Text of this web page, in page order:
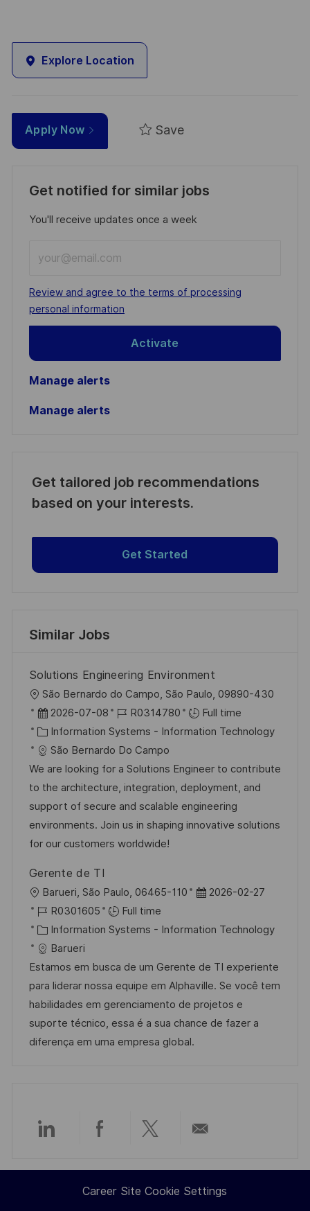
Explore Location
Apply Now Save
Get notified for similar jobs
You'll receive updates once a week
Email
address
(Required)
Required
Review and agree to the terms of processing
personal information
Activate
Manage alerts
Manage alerts
Get tailored job recommendations
based on your interests.
Get Started
Similar Jobs
Solutions Engineering Environment
L
o
c
a
t
i
o
n
São Bernardo do Campo, São Paulo, 09890-430
P
o
s
t
e
d
D
a
e
2026-07-08
J
o
b
d
R0314780
Full time
C
a
t
e
g
o
r
Information Systems - Information Technology
São Bernardo Do Campo
We are looking for a Solutions Engineer to contribute
to the architecture, integration, deployment, and
support of secure and scalable engineering
environments. Join us in shaping innovative solutions
for our customers worldwide!
Gerente de TI
L
o
c
a
t
i
o
n
Barueri, São Paulo, 06465-110
P
s
e
d
D
a
2026-02-27
J
o
b
I
d
R0301605
Full time
C
a
t
e
g
o
r
Information Systems - Information Technology
Barueri
Estamos em busca de um Gerente de TI experiente
para liderar nossa equipe em Alphaville. Se você tem
habilidades em gerenciamento de projetos e
suporte técnico, essa é a sua chance de fazer a
diferença em uma empresa global.
Share
via
Share
via
Share
via
via
Career Site Cookie Settings